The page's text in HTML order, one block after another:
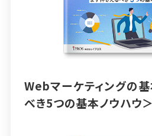
Webマーケティングの
べき5つの基本ノウハウ＞